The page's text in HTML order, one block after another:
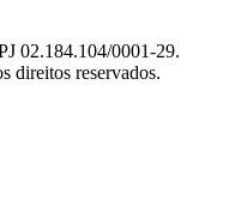
02.184.104/0001-29.
direitos reservados.